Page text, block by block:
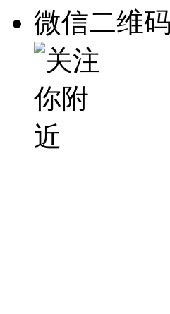
微信二维码